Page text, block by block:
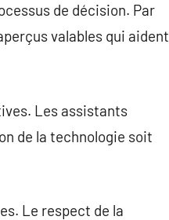
de décision. Par
valables qui aident
Les assistants
de la technologie soit
Le respect de la